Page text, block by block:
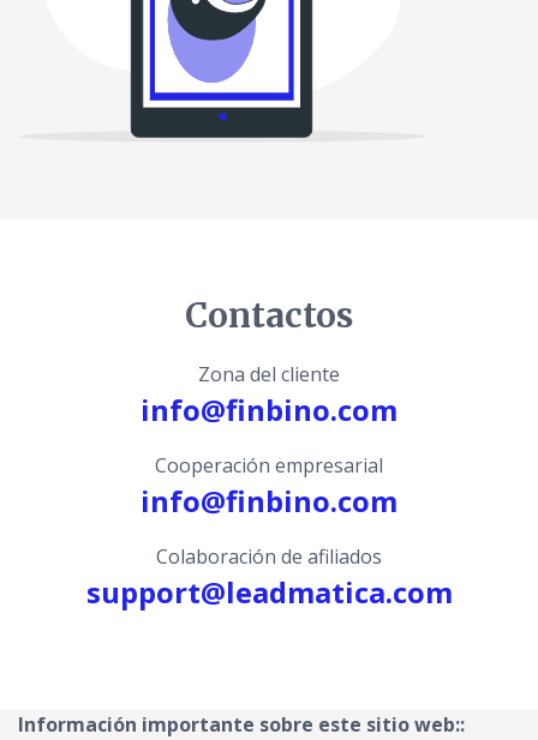
Contactos
Zona del cliente
info@finbino.com
Cooperación empresarial
info@finbino.com
Colaboración de afiliados
support@leadmatica.com
Información importante sobre este sitio web::